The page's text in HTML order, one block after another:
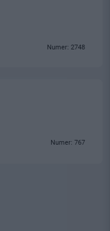
Numer: 2748
Numer: 767